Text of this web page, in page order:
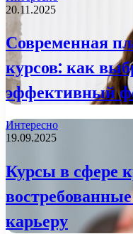
20.11.2025
Современная
курсов: как
эффективный
Интересно
19.09.2025
Курсы в сфере
карьеру